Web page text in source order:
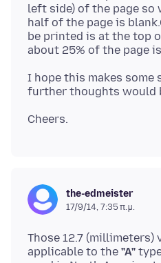
left side) of the page
half of the page is
be printed is at the top
I hope this makes some
the-edmeister
17/9/14, 7:35 π.μ.
Those 12.7 (millimeters)
applicable to the "A"